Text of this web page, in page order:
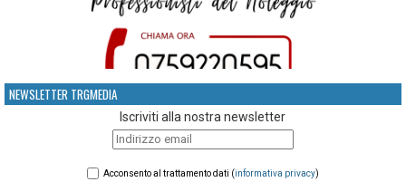
NEWSLETTER TRGMEDIA
Iscriviti alla nostra newsletter
Acconsento al trattamento dati (informativa privacy)